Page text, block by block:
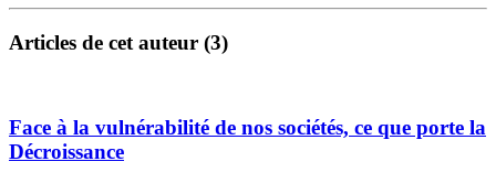
Articles de cet auteur (3)
Face à la vulnérabilité de nos sociétés, ce que porte la
Décroissance